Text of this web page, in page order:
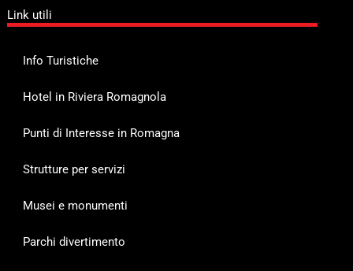
Link utili
Info Turistiche
Hotel in Riviera Romagnola
Punti di Interesse in Romagna
Strutture per servizi
Musei e monumenti
Parchi divertimento